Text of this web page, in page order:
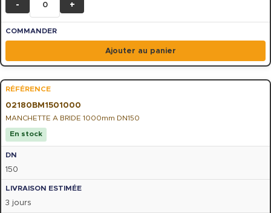
- +
Ajouter au panier
02180BM1501000
MANCHETTE A BRIDE 1000mm DN150
En stock
150
3 jours